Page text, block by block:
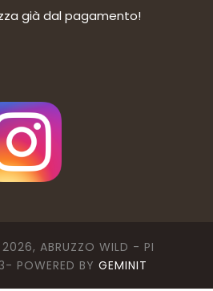
già dal pagamento!
ABRUZZO WILD - PI
POWERED BY GEMINIT